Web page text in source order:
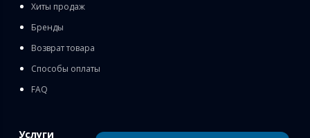
Хиты продаж
Бренды
Возврат товара
Способы оплаты
FAQ
Услуги